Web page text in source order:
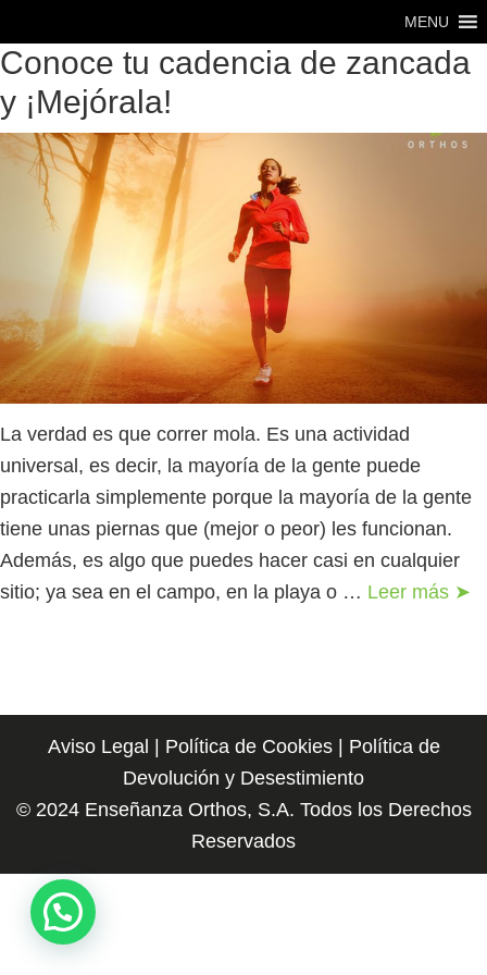
al
contenido
principal
al
pie
de
página
MENU
Conoce tu cadencia de zancada
y ¡Mejórala!
La verdad es que correr mola. Es una actividad
universal, es decir, la mayoría de la gente puede
practicarla simplemente porque la mayoría de la gente
tiene unas piernas que (mejor o peor) les funcionan.
Además, es algo que puedes hacer casi en cualquier
sitio; ya sea en el campo, en la playa o … Leer más ➤
Aviso Legal | Política de Cookies| Política de
Devolución y Desestimiento
© 2024 Enseñanza Orthos, S.A. Todos los Derechos
Reservados